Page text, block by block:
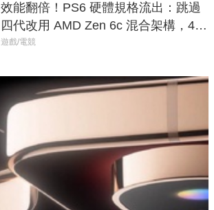
效能翻倍！PS6 硬體規格流出：跳過
四代改用 AMD Zen 6c 混合架構，4K
120fps 與全光追時代來臨
遊戲/電競